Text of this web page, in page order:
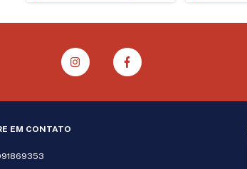
EM CONTATO